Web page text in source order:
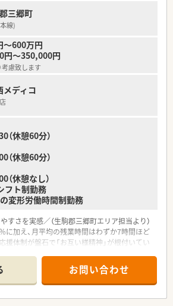
三郷町
線)
～600万円
円～350,000円
慮致します
メディコ
（休憩60分）
（休憩60分）
（休憩なし）
フト制勤務
変形労働時間制勤務
すさを実感／（生駒郡三郷町エリア担当より）
に加え、月平均の残業時間はわずか7時間ほど
援体制が盤石で「お互い様精神」が根付いてい
＊
状況について】
郷駅から徒歩1分という、各方面から非常に通
お問い合わせ